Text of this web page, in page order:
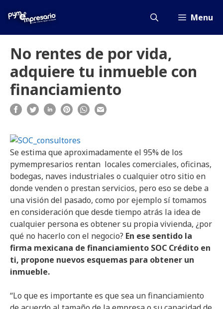
Menu
No rentes de por vida,
adquiere tu inmueble con
financiamiento
Se estima que aproximadamente el 95% de los
pymempresarios rentan locales comerciales, oficinas,
bodegas, naves industriales o cualquier otro sitio en
donde venden o prestan servicios, pero eso se debe a
una visión del pasado, como por ejemplo sí tomamos
en consideración que desde tiempo atrás la idea de
cualquier persona es obtener su propia vivienda, ¿por
qué no hacerlo con el negocio? En ese sentido la
firma mexicana de financiamiento SOC Crédito en
ti, propone nuevos esquemas para obtener un
inmueble.
“Lo que es importante es que sea un financiamiento